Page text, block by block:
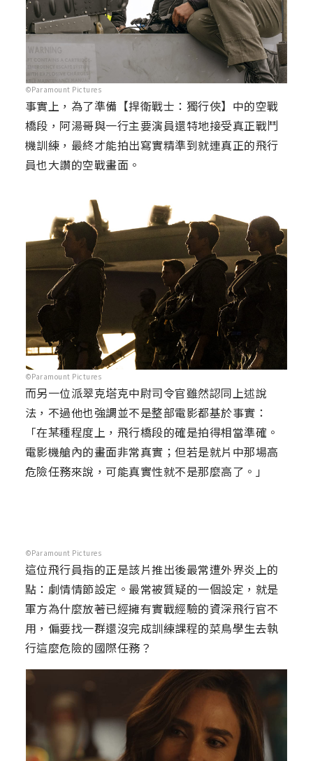
©Paramount Pictures
事實上，為了準備【捍衛戰士：獨行俠】中的空戰
橋段，阿湯哥與一行主要演員還特地接受真正戰鬥
機訓練，最終才能拍出寫實精準到就連真正的飛行
員也大讚的空戰畫面。
©Paramount Pictures
而另一位派翠克塔克中尉司令官雖然認同上述說
法，不過他也強調並不是整部電影都基於事實：
「在某種程度上，飛行橋段的確是拍得相當準確。
電影機艙內的畫面非常真實；但若是就片中那場高
危險任務來說，可能真實性就不是那麼高了。」
©Paramount Pictures
這位飛行員指的正是該片推出後最常遭外界炎上的
點：劇情情節設定。最常被質疑的一個設定，就是
軍方為什麼放著已經擁有實戰經驗的資深飛行官不
用，偏要找一群還沒完成訓練課程的菜鳥學生去執
行這麼危險的國際任務？